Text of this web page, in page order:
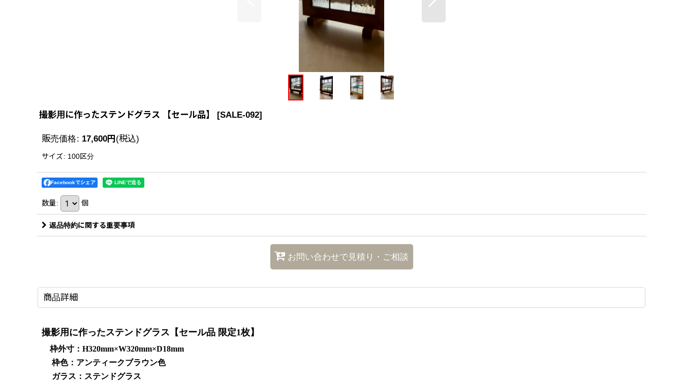
撮影用に作ったステンドグラス 【セール品】 [SALE-092]
販売価格: 17,600円(税込)
サイズ: 100区分
Facebookでシェア
数量: 個
返品特約に関する重要事項
お問い合わせで見積り・ご相談
商品詳細
撮影用に作ったステンドグラス【セール品 限定1枚】
枠外寸：H320mm×W320mm×D18mm
枠色：アンティークブラウン色
ガラス：ステンドグラス